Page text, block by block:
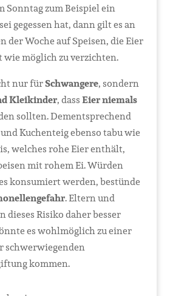
Sonntag zum Beispiel ein
gegessen hat, dann gilt es an
der Woche auf Speisen, die Eier
möglich zu verzichten.
nur fürSchwangere, sondern
Kleikinder, dassEier niemals
sollten. Dementsprechend
Kuchenteig ebenso tabu wie
welches rohe Eier enthält,
mit rohem Ei. Würden
konsumiert werden, bestünde
. Eltern und
dieses Risiko daher besser
es wohlmöglich zu einer
schwerwiegenden
kommen.